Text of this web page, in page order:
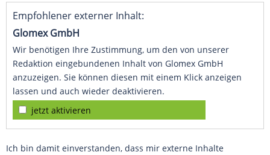
Empfohlener externer Inhalt:
Glomex GmbH
Wir benötigen Ihre Zustimmung, um den von unserer
Redaktion eingebundenen Inhalt von Glomex GmbH
anzuzeigen. Sie können diesen mit einem Klick anzeigen
lassen und auch wieder deaktivieren.
jetzt aktivieren
Ich bin damit einverstanden, dass mir externe Inhalte